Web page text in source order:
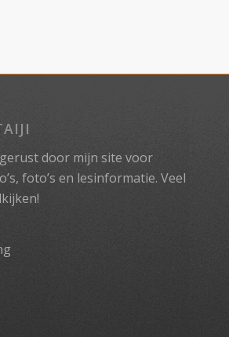
door mijn site voor
foto’s en lesinformatie. Veel